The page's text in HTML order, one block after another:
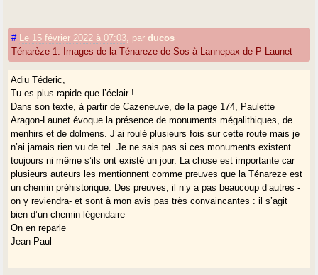
# Le 15 février 2022 à 07:03 parducos
Ténarèze 1. Images de la Ténareze de Sos à Lannepax de P Launet
Adiu Téderic,
Tu es plus rapide que l’éclair !
Dans son texte, à partir de Cazeneuve, de la page 174, Paulette
Aragon-Launet évoque la présence de monuments mégalithiques, de
menhirs et de dolmens. J’ai roulé plusieurs fois sur cette route mais je
n’ai jamais rien vu de tel. Je ne sais pas si ces monuments existent
toujours ni même s’ils ont existé un jour. La chose est importante car
plusieurs auteurs les mentionnent comme preuves que la Ténareze est
un chemin préhistorique. Des preuves, il n’y a pas beaucoup d’autres -
on y reviendra- et sont à mon avis pas très convaincantes : il s’agit
bien d’un chemin légendaire
On en reparle
Jean-Paul